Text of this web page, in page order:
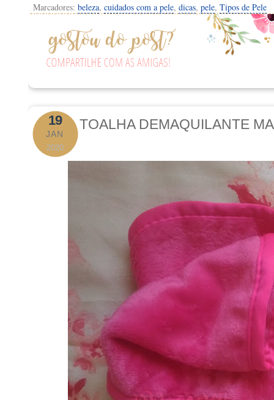
Marcadores: beleza, cuidados com a pele, dicas, pele, Tipos de Pele
19
JAN
2020
TOALHA DEMAQUILANTE